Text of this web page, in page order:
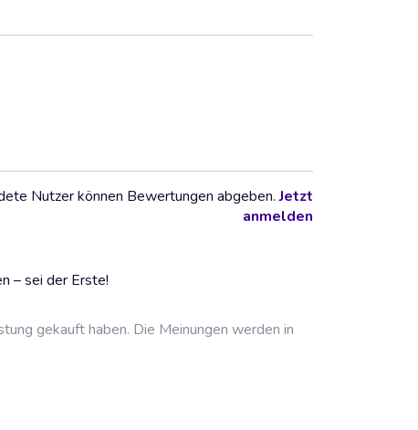
– sei der Erste!
Nutzer können Bewertungen abgeben.Jetzt
anmelden
gekauft haben. Die Meinungen werden in